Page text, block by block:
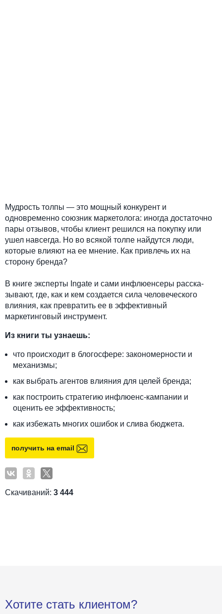
Мудрость толпы — это мощный конкурент и
одновременно союзник маркетолога: иногда достаточно
пары отзывов, чтобы клиент решился на покупку или
ушел навсегда. Но во всякой толпе найдутся люди,
которые влияют на ее мнение. Как привлечь их на
сторону бренда?
В книге эксперты Ingate и сами инфлюенсеры расска­
зывают, где, как и кем создается сила человеческого
влияния, как превратить ее в эффективный
маркетинговый инструмент.
Из книги ты узнаешь:
что происходит в блогосфере: закономерности и
механизмы;
как выбрать агентов влияния для целей бренда;
как построить стратегию инфлюенс-кампании и
оценить ее эффективность;
как избежать многих ошибок и слива бюджета.
получить на email
Скачиваний: 3 444
Хотите стать клиентом?